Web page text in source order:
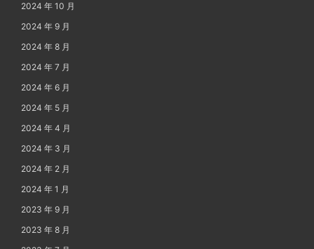
2024 年 10 月
2024 年 9 月
2024 年 8 月
2024 年 7 月
2024 年 6 月
2024 年 5 月
2024 年 4 月
2024 年 3 月
2024 年 2 月
2024 年 1 月
2023 年 9 月
2023 年 8 月